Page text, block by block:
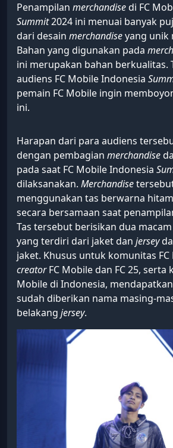
Penampilan merchandisedi FC
Summit2024 ini menuai banyak
dari desain merchandiseyang unik
Bahan yang digunakan pada
ini merupakan bahan berkualitas.
audiens FC Mobile Indonesia
pemain FC Mobile ingin
ini.
Harapan dari para audiens
dengan pembagian merchandise
pada saat FC Mobile Indonesia
dilaksanakan. Merchandise
menggunakan tas berwarna
secara bersamaan saat
Tas tersebut berisikan dua macam
yang terdiri dari jaket dan jersey
jaket. Khusus untuk komunitas FC
creatorFC Mobile dan FC 25, serta
Mobile di Indonesia, mendapatkan
sudah diberikan nama masing-
belakang jersey.